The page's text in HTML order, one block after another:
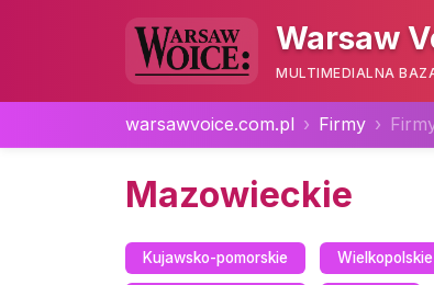
Warsaw
MULTIMEDIALNA
warsawvoice.com.pl Firmy
Mazowieckie
Kujawsko-pomorskie Wielkopolskie